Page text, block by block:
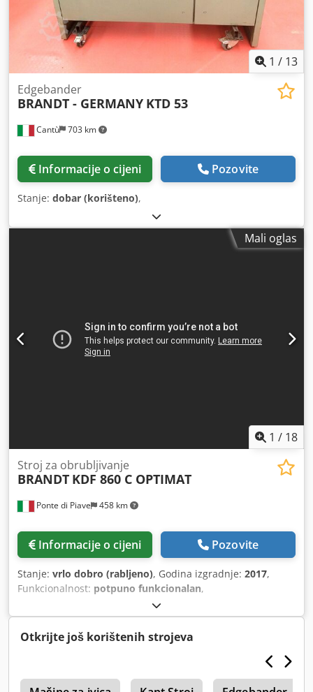
1 / 13
Cantù 703 km
Edgebander
BRANDT - GERMANY KTD 53
Informacije o cijeni Pozovite
Stanje: dobar (korišteno),
Mali oglas
1 / 18
Ponte di Piave 458 km
Stroj za obrubljivanje
BRANDT KDF 860 C OPTIMAT
Informacije o cijeni Pozovite
Stanje: vrlo dobro (rabljeno), Godina izgradnje: 2017,
Funkcionalnost: potpuno funkcionalan,
Otkrijte još korištenih strojeva